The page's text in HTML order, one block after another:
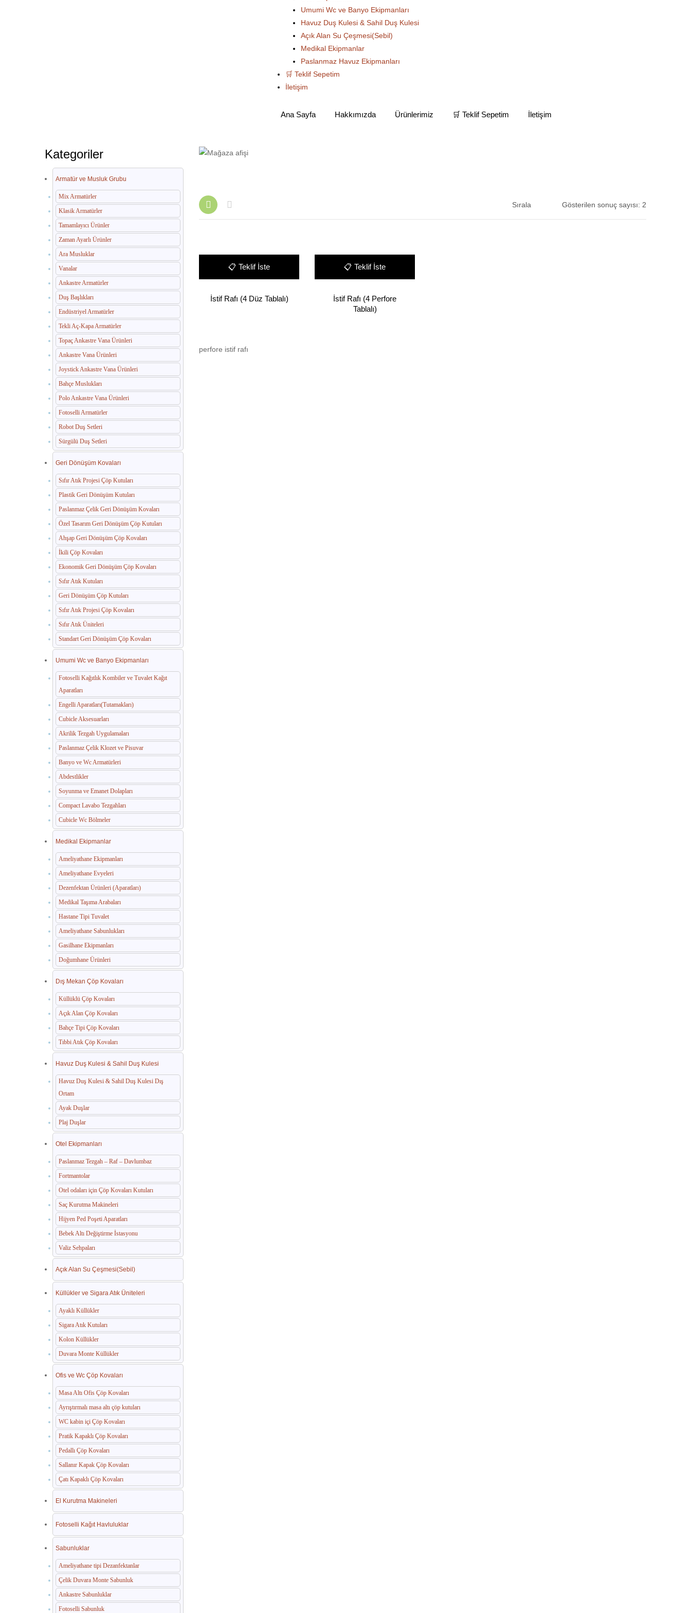
Umumi Wc ve Banyo Ekipmanları
Havuz Duş Kulesi & Sahil Duş Kulesi
Açık Alan Su Çeşmesi(Sebil)
Medikal Ekipmanlar
Paslanmaz Havuz Ekipmanları
🛒 Teklif Sepetim
İletişim
Ana Sayfa Hakkımızda Ürünlerimiz 🛒 Teklif Sepetim İletişim
Kategoriler
Armatür ve Musluk Grubu
Mix Armatürler
Klasik Armatürler
Tamamlayıcı Ürünler
Zaman Ayarlı Ürünler
Ara Musluklar
Vanalar
Ankastre Armatürler
Duş Başlıkları
Endüstriyel Armatürler
Tekli Aç-Kapa Armatürler
Topaç Ankastre Vana Ürünleri
Ankastre Vana Ürünleri
Joystick Ankastre Vana Ürünleri
Bahçe Muslukları
Polo Ankastre Vana Ürünleri
Fotoselli Armatürler
Robot Duş Setleri
Sürgülü Duş Setleri
Geri Dönüşüm Kovaları
Sıfır Atık Projesi Çöp Kutuları
Plastik Geri Dönüşüm Kutuları
Paslanmaz Çelik Geri Dönüşüm Kovaları
Özel Tasarım Geri Dönüşüm Çöp Kutuları
Ahşap Geri Dönüşüm Çöp Kovaları
İkili Çöp Kovaları
Ekonomik Geri Dönüşüm Çöp Kovaları
Sıfır Atık Kutuları
Geri Dönüşüm Çöp Kutuları
Sıfır Atık Projesi Çöp Kovaları
Sıfır Atık Üniteleri
Standart Geri Dönüşüm Çöp Kovaları
Umumi Wc ve Banyo Ekipmanları
Fotoselli Kağıtlık Kombiler ve Tuvalet Kağıt
Aparatları
Engelli Aparatları(Tutamakları)
Cubicle Aksesuarları
Akrilik Tezgah Uygulamaları
Paslanmaz Çelik Klozet ve Pisuvar
Banyo ve Wc Armatürleri
Abdestlikler
Soyunma ve Emanet Dolapları
Compact Lavabo Tezgahları
Cubicle Wc Bölmeler
Medikal Ekipmanlar
Ameliyathane Ekipmanları
Ameliyathane Evyeleri
Dezenfektan Ürünleri (Aparatları)
Medikal Taşıma Arabaları
Hastane Tipi Tuvalet
Ameliyathane Sabunlukları
Gasilhane Ekipmanları
Doğumhane Ürünleri
Dış Mekan Çöp Kovaları
Küllüklü Çöp Kovaları
Açık Alan Çöp Kovaları
Bahçe Tipi Çöp Kovaları
Tıbbi Atık Çöp Kovaları
Havuz Duş Kulesi & Sahil Duş Kulesi
Havuz Duş Kulesi & Sahil Duş Kulesi Dış
Ortam
Ayak Duşlar
Plaj Duşlar
Otel Ekipmanları
Paslanmaz Tezgah – Raf – Davlumbaz
Fortmantolar
Otel odaları için Çöp Kovaları Kutuları
Saç Kurutma Makineleri
Hijyen Ped Poşeti Aparatları
Bebek Altı Değiştirme İstasyonu
Valiz Sehpaları
Açık Alan Su Çeşmesi(Sebil)
Küllükler ve Sigara Atık Üniteleri
Ayaklı Küllükler
Sigara Atık Kutuları
Kolon Küllükler
Duvara Monte Küllükler
Ofis ve Wc Çöp Kovaları
Masa Altı Ofis Çöp Kovaları
Ayrıştırmalı masa altı çöp kutuları
WC kabin içi Çöp Kovaları
Pratik Kapaklı Çöp Kovaları
Pedallı Çöp Kovaları
Sallanır Kapak Çöp Kovaları
Çatı Kapaklı Çöp Kovaları
El Kurutma Makineleri
Fotoselli Kağıt Havluluklar
Sabunluklar
Ameliyathane tipi Dezanfektanlar
Çelik Duvara Monte Sabunluk
Ankastre Sabunluklar
Fotoselli Sabunluk
Gösterilen sonuç sayısı: 2
Sırala
📋 Teklif İste
İstif Rafı (4 Düz Tablalı)
📋 Teklif İste
İstif Rafı (4 Perfore
Tablalı)
perfore istif rafı